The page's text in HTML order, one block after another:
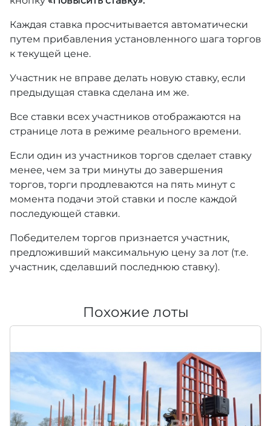
Каждая ставка просчитывается автоматически
путем прибавления установленного шага торгов
к текущей цене.
Участник не вправе делать новую ставку, если
предыдущая ставка сделана им же.
Все ставки всех участников отображаются на
странице лота в режиме реального времени.
Если один из участников торгов сделает ставку
менее, чем за три минуты до завершения
торгов, торги продлеваются на пять минут с
момента подачи этой ставки и после каждой
последующей ставки.
Победителем торгов признается участник,
предложивший максимальную цену за лот (т.е.
участник, сделавший последнюю ставку).
Похожие лоты